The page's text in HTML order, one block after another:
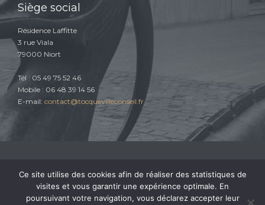
Siège social
Résidence Laffitte
3 rue Viala
79000 Niort
Tél : 05 49 75 52 46
Mobile : 06 48 39 14 56
E-mail: contact@tocquevilleconseil.fr
© 2015 TOCQUEVILLE CONSEIL | Conditions générales d'utilisation|
Conditions générales de vente|Mentions légales|Politique de confidentialité
Ce site utilise des cookies afin de réaliser des statistiques de
visites et vous garantir une expérience optimale. En
poursuivant votre navigation, vous déclarez accepter leur